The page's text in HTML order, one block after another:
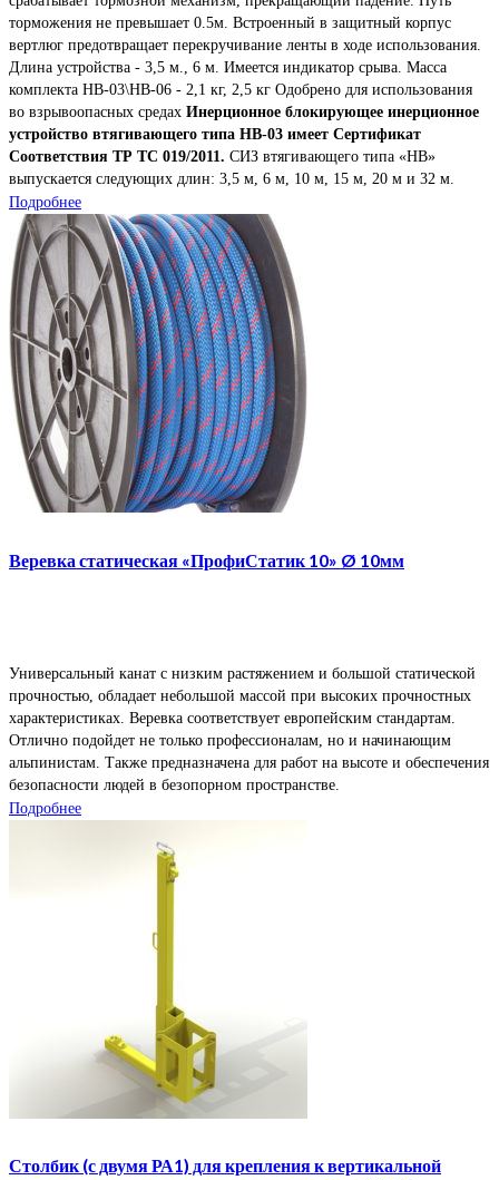
торможения не превышает 0.5м. Встроенный в защитный корпус
вертлюг предотвращает перекручивание ленты в ходе использования.
Длина устройства - 3,5 м., 6 м. Имеется индикатор срыва. Масса
комплекта НВ-03\НВ-06 - 2,1 кг, 2,5 кг Одобрено для использования
во взрывоопасных средах Инерционное блокирующее инерционное
устройство втягивающего типа НВ-03 имеет Сертификат
Соответствия ТР ТС 019/2011. СИЗ втягивающего типа «НВ»
выпускается следующих длин: 3,5 м, 6 м, 10 м, 15 м, 20 м и 32 м.
Подробнее
Веревка статическая «ПрофиСтатик 10» Ø 10мм
Универсальный канат с низким растяжением и большой статической
прочностью, обладает небольшой массой при высоких прочностных
характеристиках. Веревка соответствует европейским стандартам.
Отлично подойдет не только профессионалам, но и начинающим
альпинистам. Также предназначена для работ на высоте и обеспечения
безопасности людей в безопорном пространстве.
Подробнее
Столбик (с двумя РА1) для крепления к вертикальной